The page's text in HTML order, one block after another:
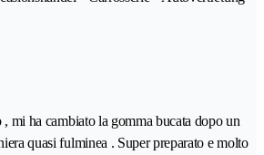
, mi ha cambiato la gomma bucata dopo un
quasi fulminea . Super preparato e molto